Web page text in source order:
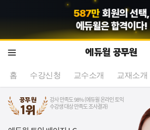
77만 합격수기의 증명,
에듀윌은 합격이다!
에듀윌 공무원
홈 수강신청 교수소개 교재소개
공무원
1위
강사 만족도 98% (에듀윌 온라인 토익
수강생 대상 만족도 조사결과)